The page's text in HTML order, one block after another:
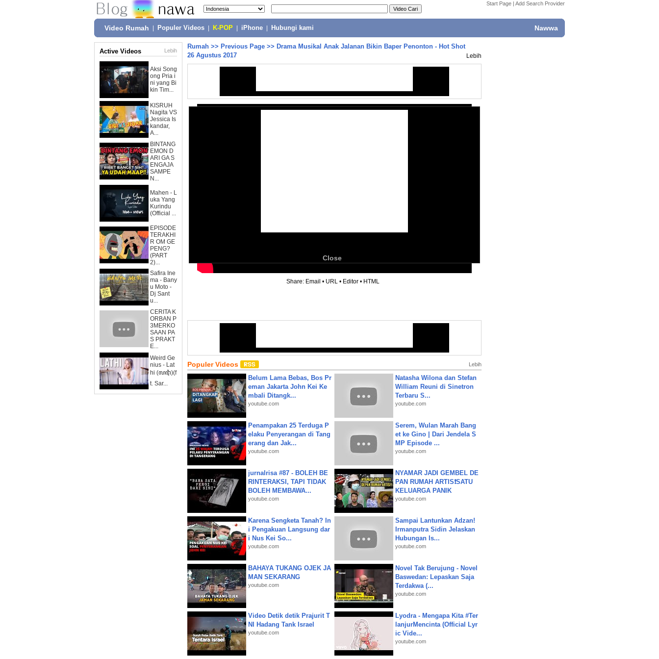
Start Page | Add Search Provider
Video Rumah Populer Videos K-POP iPhone Hubungi kami Nawwa
Active Videos Lebih
Aksi Song
ong Pria i
ni yang Bi
kin Tim...
KISRUH
Nagita VS
Jessica Is
kandar,
A...
BINTANG
EMON D
ARI GA S
ENGAJA
SAMPE
N...
Mahen - L
uka Yang
Kurindu
(Official ...
EPISODE
TERAKHI
R OM GE
PENG?
(PART
2)...
Safira Ine
ma - Bany
u Moto -
Dj Sant
u...
CERITA K
ORBAN P
3MERKO
SAAN PA
S PRAKT
E...
Weird Ge
nius - Lat
hi (ꦭꦛꦶ)(f
t. Sar...
Rumah >> Previous Page >> Drama Musikal Anak Jalanan Bikin Baper Penonton - Hot Shot
26 Agustus 2017
Lebih
Close
Share: Email • URL • Editor • HTML
Populer Videos Lebih
Belum Lama Bebas, Bos Pr
eman Jakarta John Kei Ke
mbali Ditangk...
youtube.com
Natasha Wilona dan Stefan
William Reuni di Sinetron
Terbaru S...
youtube.com
Penampakan 25 Terduga P
elaku Penyerangan di Tang
erang dan Jak...
youtube.com
Serem, Wulan Marah Bang
et ke Gino | Dari Jendela S
MP Episode ...
youtube.com
jurnalrisa #87 - BOLEH BE
RINTERAKSI, TAPI TIDAK
BOLEH MEMBAWA...
youtube.com
NYAMAR JADI GEMBEL DE
PAN RUMAH ARTIS❗SATU
KELUARGA PANIK
youtube.com
Karena Sengketa Tanah? In
i Pengakuan Langsung dar
i Nus Kei So...
youtube.com
Sampai Lantunkan Adzan!
Irmanputra Sidin Jelaskan
Hubungan Is...
youtube.com
BAHAYA TUKANG OJEK JA
MAN SEKARANG
youtube.com
Novel Tak Berujung - Novel
Baswedan: Lepaskan Saja
Terdakwa (...
youtube.com
Video Detik detik Prajurit T
NI Hadang Tank Israel
youtube.com
Lyodra - Mengapa Kita #Ter
lanjurMencinta (Official Lyr
ic Vide...
youtube.com